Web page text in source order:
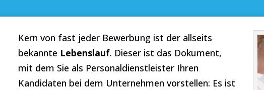
Kern von fast jeder Bewerbung ist der allseits
bekannte Lebenslauf. Dieser ist das Dokument,
mit dem Sie als Personaldienstleister Ihren
Kandidaten bei dem Unternehmen vorstellen: Es ist